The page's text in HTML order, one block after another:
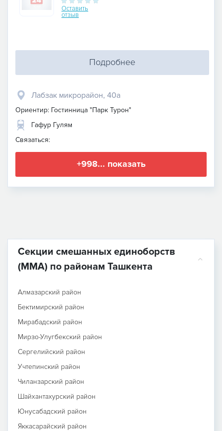
Оставить
отзыв
Подробнее
​Лабзак микрорайон, 40а
Ориентир: Гостинница "Парк Турон"
Гафур Гулям
Связаться:
+998... показать
Секции смешанных единоборств
(MMA) по районам Ташкента
Алмазарский район
Бектимирский район
Мирабадский район
Мирзо-Улугбекский район
Сергелийский район
Учтепинский район
Чиланзарский район
Шайхантахурский район
Юнусабадский район
Яккасарайский район